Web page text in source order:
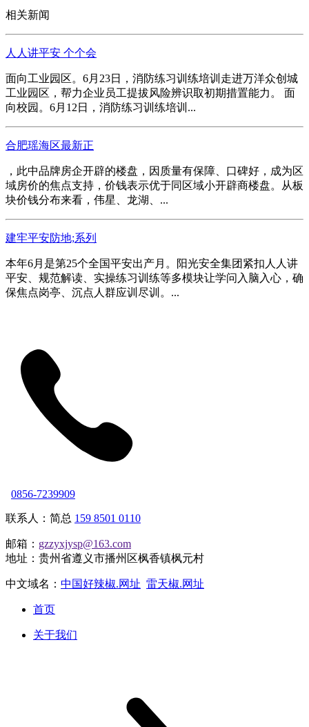
相关新闻
人人讲平安 个个会
面向工业园区。6月23日，消防练习训练培训走进万洋众创城
工业园区，帮力企业员工提拔风险辨识取初期措置能力。 面
向校园。6月12日，消防练习训练培训...
合肥瑶海区最新正
，此中品牌房企开辟的楼盘，因质量有保障、口碑好，成为区
域房价的焦点支持，价钱表示优于同区域小开辟商楼盘。从板
块价钱分布来看，伟星、龙湖、...
建牢平安防地;系列
本年6月是第25个全国平安出产月。阳光安全集团紧扣人人讲
平安、规范解读、实操练习训练等多模块让学问入脑入心，确
保焦点岗亭、沉点人群应训尽训。...
0856-7239909
联系人：简总 159 8501 0110
邮箱： gzzyxjysp@163.com
地址：贵州省遵义市播州区枫香镇枫元村
中文域名： 中国好辣椒.网址 雷天椒.网址
首页
关于我们